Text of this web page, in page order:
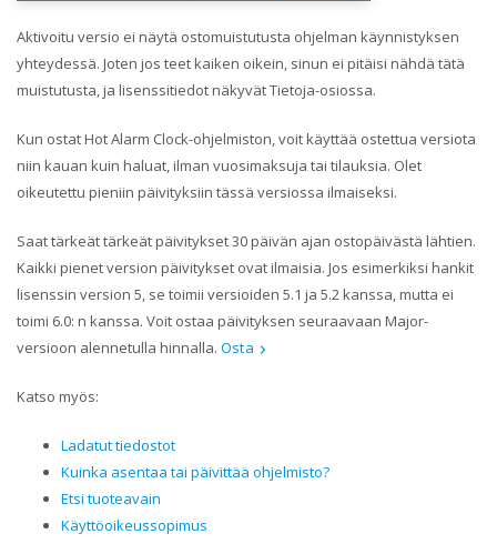
Aktivoitu versio ei näytä ostomuistutusta ohjelman käynnistyksen
yhteydessä. Joten jos teet kaiken oikein, sinun ei pitäisi nähdä tätä
muistutusta, ja lisenssitiedot näkyvät Tietoja-osiossa.
Kun ostat Hot Alarm Clock-ohjelmiston, voit käyttää ostettua versiota
niin kauan kuin haluat, ilman vuosimaksuja tai tilauksia. Olet
oikeutettu pieniin päivityksiin tässä versiossa ilmaiseksi.
Saat tärkeät tärkeät päivitykset 30 päivän ajan ostopäivästä lähtien.
Kaikki pienet version päivitykset ovat ilmaisia. Jos esimerkiksi hankit
lisenssin version 5, se toimii versioiden 5.1 ja 5.2 kanssa, mutta ei
toimi 6.0: n kanssa. Voit ostaa päivityksen seuraavaan Major-
versioon alennetulla hinnalla. Osta
Katso myös:
Ladatut tiedostot
Kuinka asentaa tai päivittää ohjelmisto?
Etsi tuoteavain
Käyttöoikeussopimus